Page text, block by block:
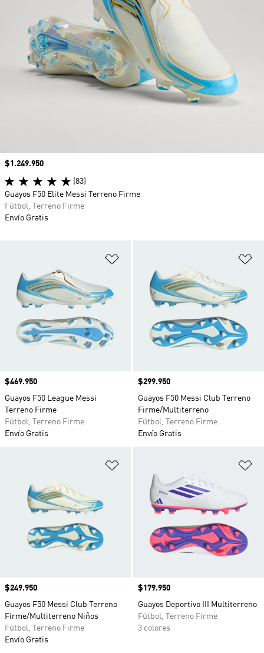
Precio
$469.950
Guayos F50 League Messi
Terreno Firme
Fútbol, Terreno Firme
Envío Gratis
Precio
$299.950
Guayos F50 Messi Club Terreno
Firme/Multiterreno
Fútbol, Terreno Firme
Envío Gratis
Precio
$249.950
Guayos F50 Messi Club Terreno
Firme/Multiterreno Niños
Fútbol, Terreno Firme
Envío Gratis
Precio
$179.950
Guayos Deportivo III Multiterreno
Fútbol, Terreno Firme
3 colores
Precio
$1.249.950
(83)
Guayos F50 Elite Messi Terreno Firme
Fútbol, Terreno Firme
Envío Gratis